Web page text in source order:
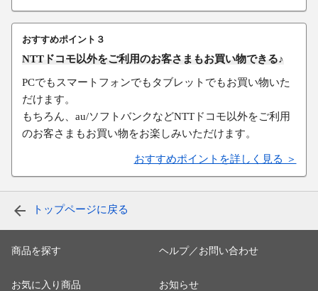
おすすめポイント３
NTTドコモ以外をご利用のお客さまもお買い物できる♪
PCでもスマートフォンでもタブレットでもお買い物いた
だけます。
もちろん、au/ソフトバンクなどNTTドコモ以外をご利用
のお客さまもお買い物をお楽しみいただけます。
おすすめポイントを詳しく見る ＞
トップページに戻る
商品を探す
お気に入り商品
ヘルプ／お問い合わせ
お知らせ